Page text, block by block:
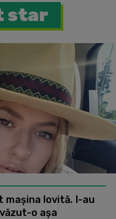
star
mașina lovită. I-au
o așa